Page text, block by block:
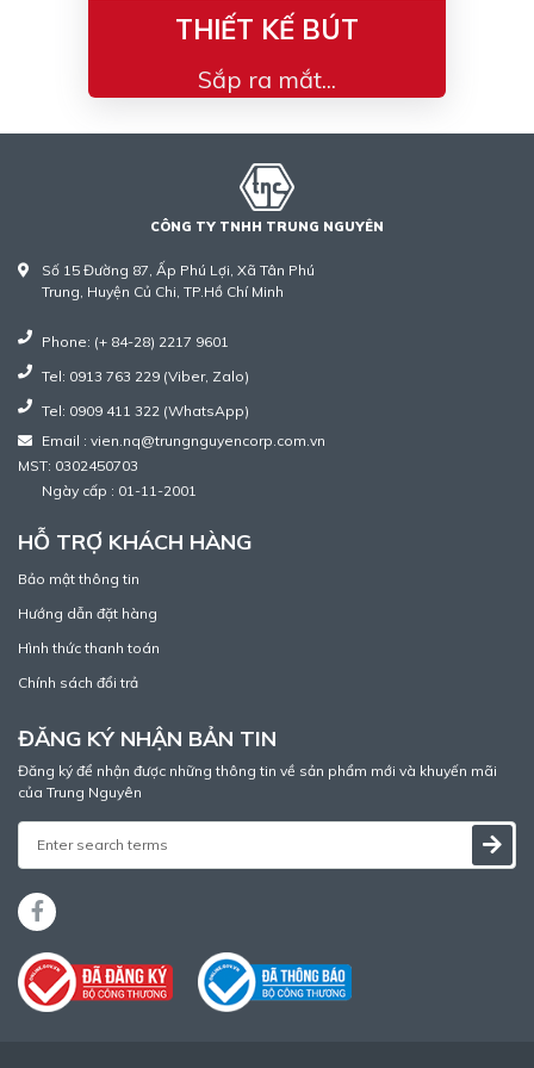
THIẾT KẾ BÚT
Sắp ra mắt...
CÔNG TY TNHH TRUNG NGUYÊN
Số 15 Đường 87, Ấp Phú Lợi, Xã Tân Phú
Trung, Huyện Củ Chi, TP.Hồ Chí Minh
Phone: (+ 84-28) 2217 9601
Tel: 0913 763 229 (Viber, Zalo)
Tel: 0909 411 322 (WhatsApp)
Email : vien.nq@trungnguyencorp.com.vn
MST: 0302450703
Ngày cấp : 01-11-2001
HỖ TRỢ KHÁCH HÀNG
Bảo mật thông tin
Hướng dẫn đặt hàng
Hình thức thanh toán
Chính sách đổi trả
ĐĂNG KÝ NHẬN BẢN TIN
Đăng ký để nhận được những thông tin về sản phẩm mới và khuyến mãi
của Trung Nguyên